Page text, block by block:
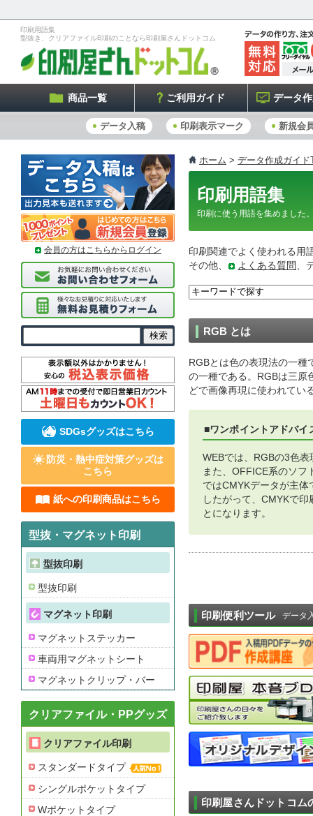
印刷用語集
型抜き、クリアファイル印刷のことなら印刷屋さんドットコム
商品一覧 ご利用ガイド データ
データ入稿 印刷表示マーク 新規会
ホーム > データ作成ガイド
印刷用語集
印刷に使う用語を集めました
印刷関連でよく使われる用
その他、
よくある質問 、
RGB とは
RGBとは色の表現法の一
の一種である。RGBは三原
どで画像再現に使われてい
■ワンポイントアドバイ
WEBでは、RGBの3色
また、OFFICE系のソ
ではCMYKデータが主体
したがって、CMYKで
とになります。
印刷便利ツール データ
印刷屋さんドットコム
会員の方はこちらからログイン
SDGsグッズはこちら
防災・熱中症対策グッズは
こちら
紙への印刷商品はこちら
型抜・マグネット印刷
型抜印刷
型抜印刷
マグネット印刷
マグネットステッカー
車両用マグネットシート
マグネットクリップ・バー
クリアファイル・PPグッズ
クリアファイル印刷
スタンダードタイプ
シングルポケットタイプ
Wポケットタイプ